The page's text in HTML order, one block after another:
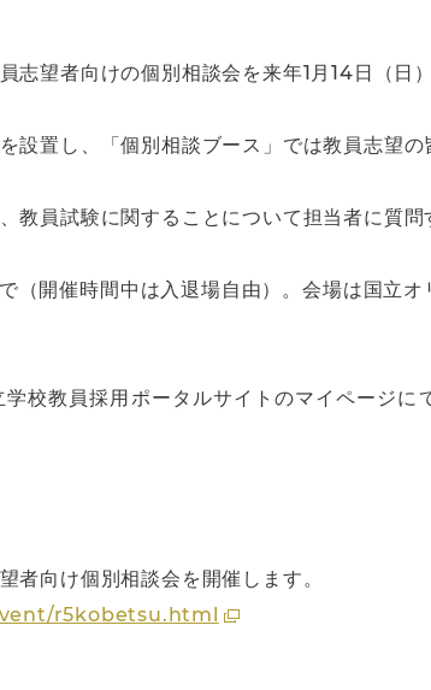
志望者向けの個別相談会を来年1月14日（日
設置し、「個別相談ブース」では教員志望
教員試験に関することについて担当者に質
開催時間中は入退場自由）。会場は国立
校教員採用ポータルサイトのマイページ
者向け個別相談会を開催します。
r5kobetsu.html